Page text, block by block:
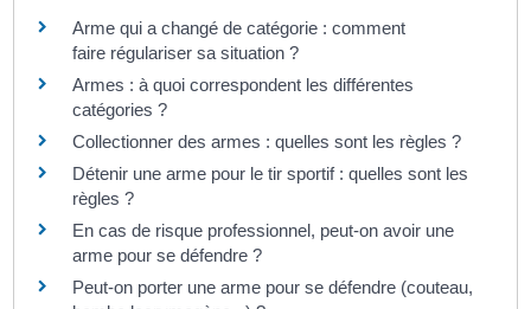
Arme qui a changé de catégorie : comment
faire régulariser sa situation ?
Armes : à quoi correspondent les différentes
catégories ?
Collectionner des armes : quelles sont les règles ?
Détenir une arme pour le tir sportif : quelles sont les
règles ?
En cas de risque professionnel, peut-on avoir une
arme pour se défendre ?
Peut-on porter une arme pour se défendre (couteau,